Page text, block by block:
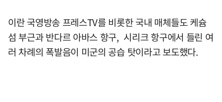
이란 국영방송 프레스TV를 비롯한 국내 매체들도 케슘
섬 부근과 반다르 아바스 항구, 시리크 항구에서 들린 여
러 차례의 폭발음이 미군의 공습 탓이라고 보도했다.